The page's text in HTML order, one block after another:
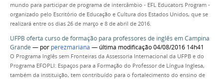
mundo para participar de programa de intercâmbio - EFL Educators Program -
organizado pelo Escritório de Educação e Cultura dos Estados Unidos, que se
realizará entre os dias 26 de março e 8 de abril de 2016.
UFPB oferta curso de formação para professores de inglês em Campina
Grande — por perezmariana — última modificação 04/08/2016 14h41
O Programa Inglês sem Fronteiras da Assessoria Internacional da UFPB e do
Programa EFOPLI: Espaços para a Formação do Professor de Língua Inglesa,
também da instituição, tem contribuído para o fortalecimento do ensino de